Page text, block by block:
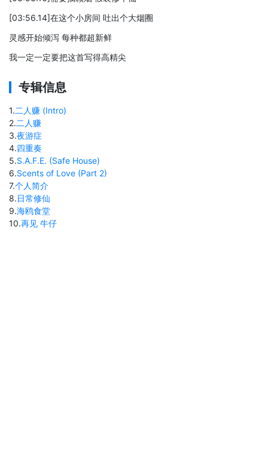
[03:56.14]在这个小房间 吐出个大烟圈
灵感开始倾泻 每种都超新鲜
我一定一定要把这首写得高精尖
专辑信息
1.二人赚 (Intro)
2.二人赚
3.夜游症
4.四重奏
5.S.A.F.E. (Safe House)
6.Scents of Love (Part 2)
7.个人简介
8.日常修仙
9.海鸥食堂
10.再见 牛仔